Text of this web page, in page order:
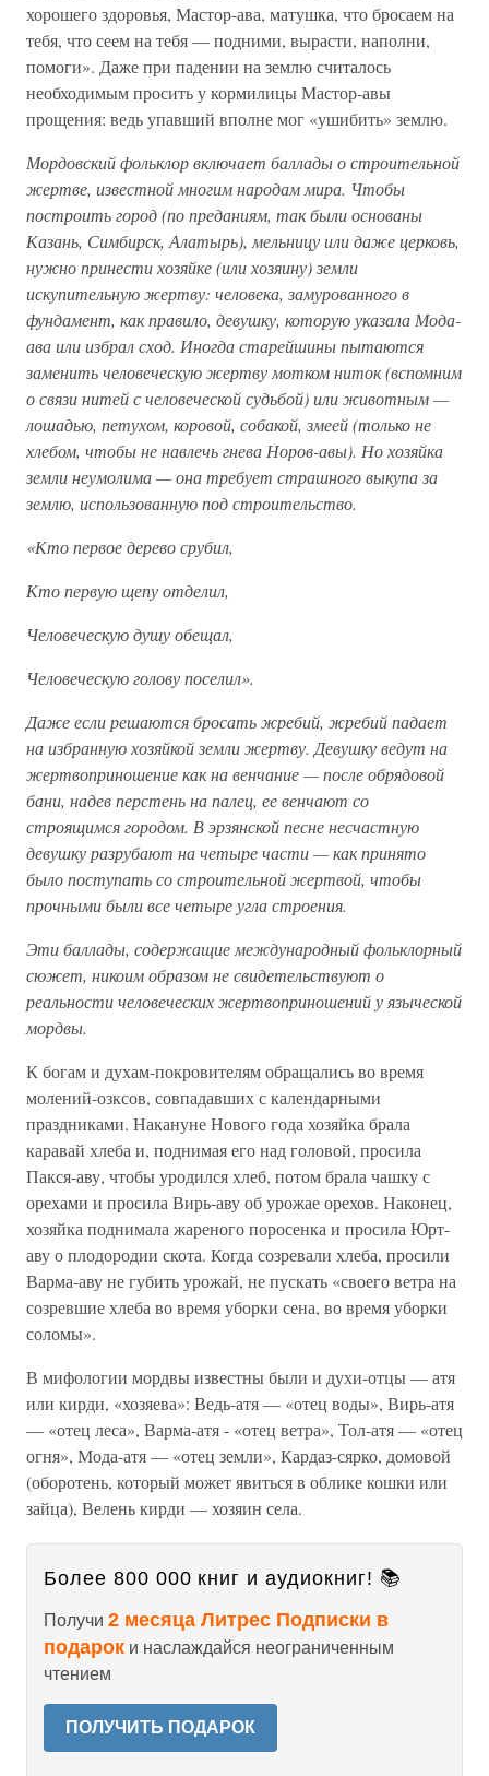
хорошего здоровья, Мастор-ава, матушка, что бросаем на
тебя, что сеем на тебя — подними, вырасти, наполни,
помоги». Даже при падении на землю считалось
необходимым просить у кормилицы Мастор-авы
прощения: ведь упавший вполне мог «ушибить» землю.
Мордовский фольклор включает баллады о строительной
жертве, известной многим народам мира. Чтобы
построить город (по преданиям, так были основаны
Казань, Симбирск, Алатырь), мельницу или даже церковь,
нужно принести хозяйке (или хозяину) земли
искупительную жертву: человека, замурованного в
фундамент, как правило, девушку, которую указала Мода-
ава или избрал сход. Иногда старейшины пытаются
заменить человеческую жертву мотком ниток (вспомним
о связи нитей с человеческой судьбой) или животным —
лошадью, петухом, коровой, собакой, змеей (только не
хлебом, чтобы не навлечь гнева Норов-авы). Но хозяйка
земли неумолима — она требует страшного выкупа за
землю, использованную под строительство.
«Кто первое дерево срубил,
Кто первую щепу отделил,
Человеческую душу обещал,
Человеческую голову поселил».
Даже если решаются бросать жребий, жребий падает
на избранную хозяйкой земли жертву. Девушку ведут на
жертвоприношение как на венчание — после обрядовой
бани, надев перстень на палец, ее венчают со
строящимся городом. В эрзянской песне несчастную
девушку разрубают на четыре части — как принято
было поступать со строительной жертвой, чтобы
прочными были все четыре угла строения.
Эти баллады, содержащие международный фольклорный
сюжет, никоим образом не свидетельствуют о
реальности человеческих жертвоприношений у языческой
мордвы.
К богам и духам-покровителям обращались во время
молений-озксов, совпадавших с календарными
праздниками. Накануне Нового года хозяйка брала
каравай хлеба и, поднимая его над головой, просила
Пакся-аву, чтобы уродился хлеб, потом брала чашку с
орехами и просила Вирь-аву об урожае орехов. Наконец,
хозяйка поднимала жареного поросенка и просила Юрт-
аву о плодородии скота. Когда созревали хлеба, просили
Варма-аву не губить урожай, не пускать «своего ветра на
созревшие хлеба во время уборки сена, во время уборки
соломы».
В мифологии мордвы известны были и духи-отцы — атя
или кирди, «хозяева»: Ведь-атя — «отец воды», Вирь-атя
— «отец леса», Варма-атя - «отец ветра», Тол-атя — «отец
огня», Мода-атя — «отец земли», Кардаз-сярко, домовой
(оборотень, который может явиться в облике кошки или
зайца), Велень кирди — хозяин села.
Более 800 000 книг и аудиокниг! 📚
Получи 2 месяца Литрес Подписки в
подарок и наслаждайся неограниченным
чтением
ПОЛУЧИТЬ ПОДАРОК